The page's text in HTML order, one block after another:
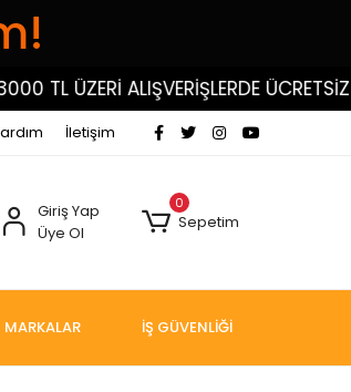
TL ÜZERİ ALIŞVERİŞLERDE ÜCRETSİZ
İletişim
Giriş Yap
Üye Ol
0
Sepetim
MARKALAR İŞ GÜVENLİĞİ